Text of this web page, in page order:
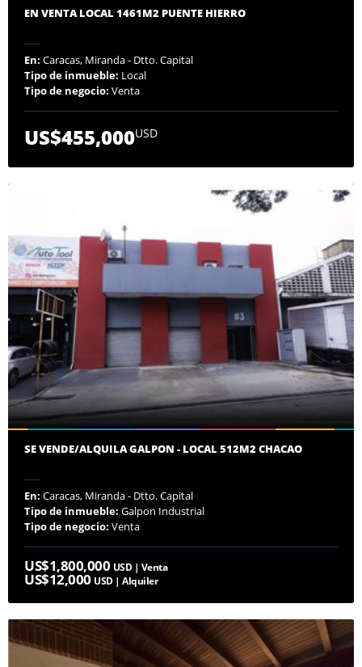
EN VENTA LOCAL 1461M2 PUENTE HIERRO
En: Caracas, Miranda - Dtto. Capital
Tipo de inmueble: Local
Tipo de negocio: Venta
US$455,000USD
SE VENDE/ALQUILA GALPON - LOCAL 512M2 CHACAO
En: Caracas, Miranda - Dtto. Capital
Tipo de inmueble: Galpon Industrial
Tipo de negocio: Venta
US$1,800,000 USD | Venta
US$12,000 USD | Alquiler